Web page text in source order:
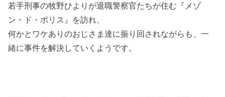
若手刑事の牧野ひよりが退職警察官たちが住む『メゾ
ン・ド・ポリス』を訪れ、
何かとワケありのおじさま達に振り回されながらも、一
緒に事件を解決していくようです。